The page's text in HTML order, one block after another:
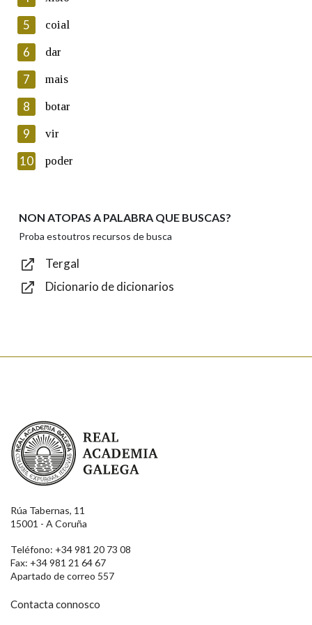
Lin e acepto as condicións da política de
Introduce o código que aparece na imaxe:
Texto de verificación
Enviar
5 coial
6 dar
7 mais
8 botar
9 vir
10 poder
NON ATOPAS A PALABRA QUE BUSCAS?
Proba estoutros recursos de busca
Tergal
Dicionario de dicionarios
Real Academia Galega
Rúa Tabernas, 11
15001 - A Coruña
Teléfono: +34 981 20 73 08
Fax: +34 981 21 64 67
Apartado de correo 557
Contacta connosco